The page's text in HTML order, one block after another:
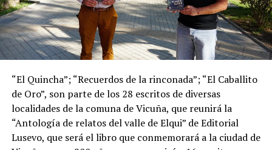
“El Quincha”; “Recuerdos de la rinconada”; “El Caballito
de Oro”, son parte de los 28 escritos de diversas
localidades de la comuna de Vicuña, que reunirá la
“Antología de relatos del valle de Elqui” de Editorial
Lusevo, que será el libro que conmemorará a la ciudad de